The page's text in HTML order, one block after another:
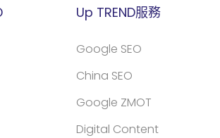
Up TREND服務
Google SEO
China SEO
Google ZMOT
Digital Content